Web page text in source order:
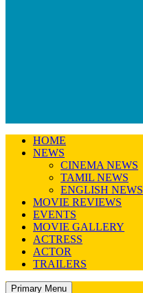
HOME
NEWS
CINEMA NEWS
TAMIL NEWS
ENGLISH NEWS
MOVIE REVIEWS
EVENTS
MOVIE GALLERY
ACTRESS
ACTOR
TRAILERS
Primary Menu